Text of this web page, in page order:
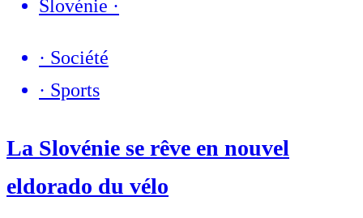
Slovénie ·
· Société
· Sports
La Slovénie se rêve en nouvel
eldorado du vélo